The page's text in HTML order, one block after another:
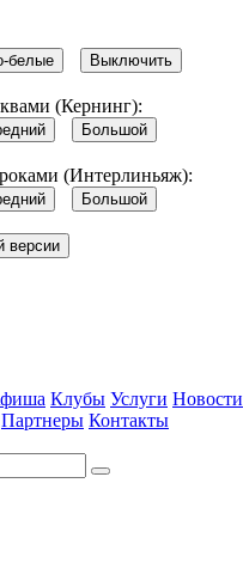
белые Выключить
(Кернинг):
Большой
(Интерлиньяж):
Большой
версии
Клубы Услуги Новости
Партнеры Контакты